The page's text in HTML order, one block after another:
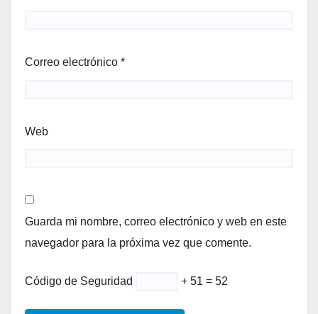
Correo electrónico *
Web
Guarda mi nombre, correo electrónico y web en este
navegador para la próxima vez que comente.
Código de Seguridad + 51 = 52